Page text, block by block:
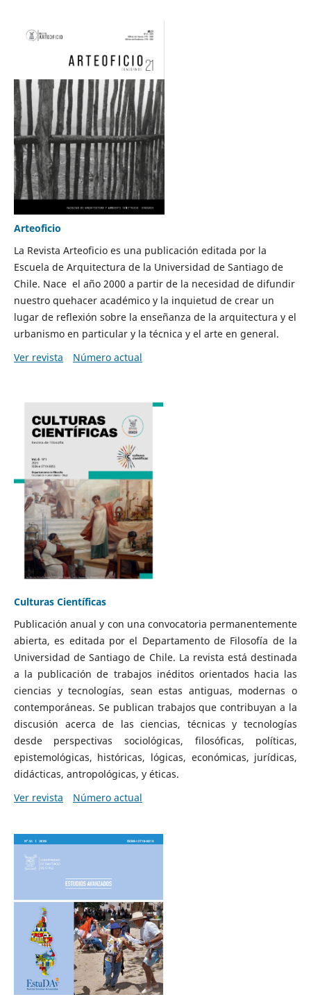
Arteoficio
La Revista Arteoficio es una publicación editada por la
Escuela de Arquitectura de la Universidad de Santiago de
Chile. Nace el año 2000 a partir de la necesidad de difundir
nuestro quehacer académico y la inquietud de crear un
lugar de reflexión sobre la enseñanza de la arquitectura y el
urbanismo en particular y la técnica y el arte en general.
Ver revista
Número actual
Culturas Científicas
Publicación anual y con una convocatoria permanentemente
abierta, es editada por el Departamento de Filosofía de la
Universidad de Santiago de Chile. La revista está destinada
a la publicación de trabajos inéditos orientados hacia las
ciencias y tecnologías, sean estas antiguas, modernas o
contemporáneas. Se publican trabajos que contribuyan a la
discusión acerca de las ciencias, técnicas y tecnologías
desde perspectivas sociológicas, filosóficas, políticas,
epistemológicas, históricas, lógicas, económicas, jurídicas,
didácticas, antropológicas, y éticas.
Ver revista
Número actual